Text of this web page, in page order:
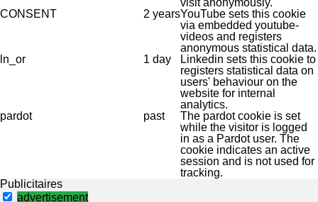
visit anonymously.
CONSENT
2 yearsYouTube sets this cookie
via embedded youtube-
videos and registers
anonymous statistical data.
ln_or
1 day
Linkedin sets this cookie to
registers statistical data on
users' behaviour on the
website for internal
analytics.
pardot
past
The pardot cookie is set
while the visitor is logged
in as a Pardot user. The
cookie indicates an active
session and is not used for
tracking.
Publicitaires
advertisement